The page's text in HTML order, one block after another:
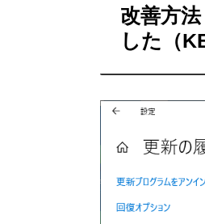
改善方
した（